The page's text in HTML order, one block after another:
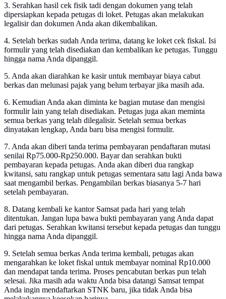
3. Serahkan hasil cek fisik tadi dengan dokumen yang telah
dipersiapkan kepada petugas di loket. Petugas akan melakukan
legalisir dan dokumen Anda akan dikembalikan.
4. Setelah berkas sudah Anda terima, datang ke loket cek fiskal. Isi
formulir yang telah disediakan dan kembalikan ke petugas. Tunggu
hingga nama Anda dipanggil.
5. Anda akan diarahkan ke kasir untuk membayar biaya cabut
berkas dan melunasi pajak yang belum terbayar jika masih ada.
6. Kemudian Anda akan diminta ke bagian mutase dan mengisi
formulir lain yang telah disediakan. Petugas juga akan meminta
semua berkas yang telah dilegalisir. Setelah semua berkas
dinyatakan lengkap, Anda baru bisa mengisi formulir.
7. Anda akan diberi tanda terima pembayaran pendaftaran mutasi
senilai Rp75.000-Rp250.000. Bayar dan serahkan bukti
pembayaran kepada petugas. Anda akan diberi dua rangkap
kwitansi, satu rangkap untuk petugas sementara satu lagi Anda bawa
saat mengambil berkas. Pengambilan berkas biasanya 5-7 hari
setelah pembayaran.
8. Datang kembali ke kantor Samsat pada hari yang telah
ditentukan. Jangan lupa bawa bukti pembayaran yang Anda dapat
dari petugas. Serahkan kwitansi tersebut kepada petugas dan tunggu
hingga nama Anda dipanggil.
9. Setelah semua berkas Anda terima kembali, petugas akan
mengarahkan ke loket fiskal untuk membayar nominal Rp10.000
dan mendapat tanda terima. Proses pencabutan berkas pun telah
selesai. Jika masih ada waktu Anda bisa datangi Samsat tempat
Anda ingin mendaftarkan STNK baru, jika tidak Anda bisa